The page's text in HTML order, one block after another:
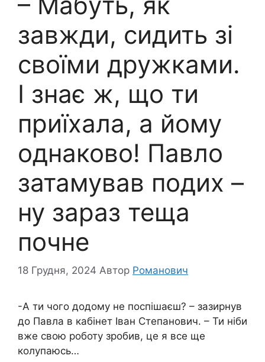
завжди, сидить зі
своїми дружками.
І знає ж, що ти
приїхала, а йому
однаково! Павло
затамував подих –
ну зараз теща
почне
18 Грудня, 2024 Автор Романович
-А ти чого додому не поспішаєш? – зазирнув
до Павла в кабінет Іван Степанович. – Ти ніби
вже свою роботу зробив, це я все ще
колупаюсь…